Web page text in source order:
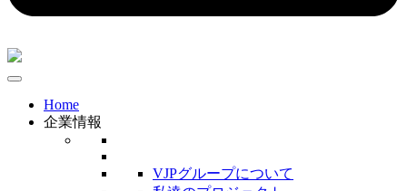
Home
企業情報
VJPグループについて